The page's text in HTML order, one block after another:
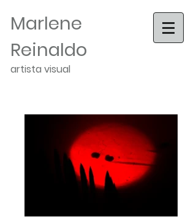
Marlene
Reinaldo
artista visual